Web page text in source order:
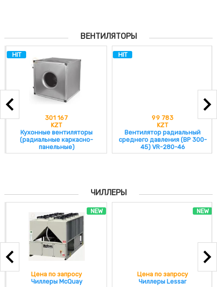
ВЕНТИЛЯТОРЫ
HIT
301 167
KZT
Кухонные вентиляторы
(радиальные каркасно-
панельные)
HIT
99 783
KZT
Вентилятор радиальный
среднего давления (ВР 300-
45) VR-280-46
ЧИЛЛЕРЫ
NEW
Цена по запросу
Чиллеры McQuay
NEW
Цена по запросу
Чиллеры Lessar